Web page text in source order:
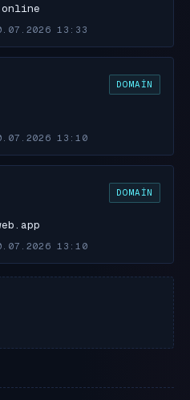
13:33
DOMAIN
13:10
DOMAIN
13:10